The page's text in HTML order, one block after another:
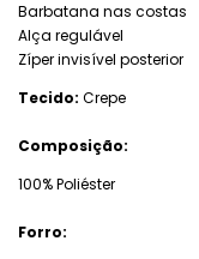
Barbatana nas costas
Alça regulável
Zíper invisível posterior
Tecido: Crepe
Composição:
100% Poliéster
Forro: